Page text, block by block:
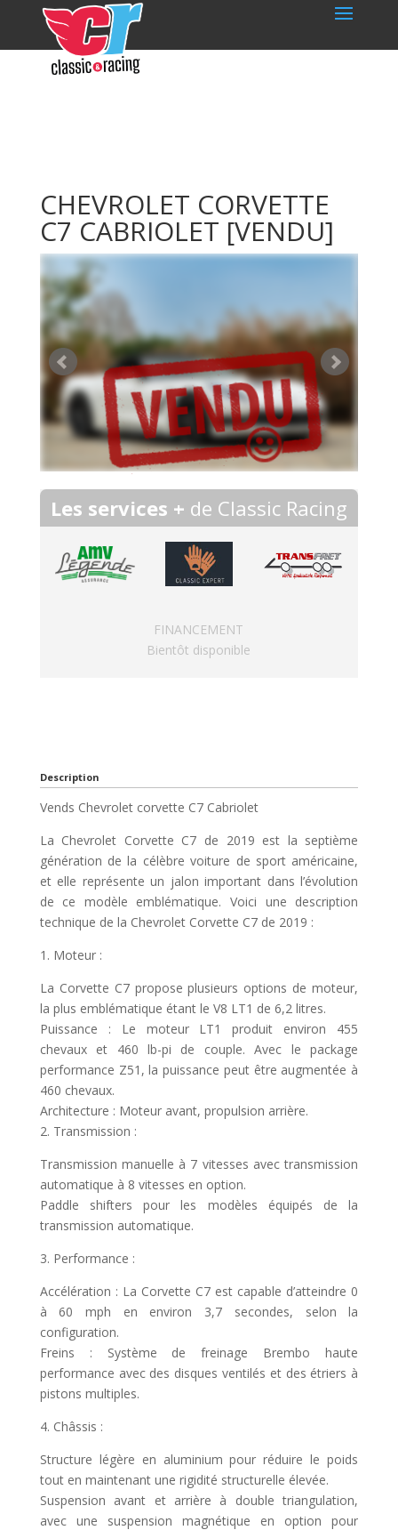
CHEVROLET CORVETTE
C7 CABRIOLET [VENDU]
Les services + de Classic Racing
FINANCEMENT
Bientôt disponible
Description
Vends Chevrolet corvette C7 Cabriolet
La Chevrolet Corvette C7 de 2019 est la septième
génération de la célèbre voiture de sport américaine,
et elle représente un jalon important dans l’évolution
de ce modèle emblématique. Voici une description
technique de la Chevrolet Corvette C7 de 2019 :
1. Moteur :
La Corvette C7 propose plusieurs options de moteur,
la plus emblématique étant le V8 LT1 de 6,2 litres.
Puissance : Le moteur LT1 produit environ 455
chevaux et 460 lb-pi de couple. Avec le package
performance Z51, la puissance peut être augmentée à
460 chevaux.
Architecture : Moteur avant, propulsion arrière.
2. Transmission :
Transmission manuelle à 7 vitesses avec transmission
automatique à 8 vitesses en option.
Paddle shifters pour les modèles équipés de la
transmission automatique.
3. Performance :
Accélération : La Corvette C7 est capable d’atteindre 0
à 60 mph en environ 3,7 secondes, selon la
configuration.
Freins : Système de freinage Brembo haute
performance avec des disques ventilés et des étriers à
pistons multiples.
4. Châssis :
Structure légère en aluminium pour réduire le poids
tout en maintenant une rigidité structurelle élevée.
Suspension avant et arrière à double triangulation,
avec une suspension magnétique en option pour